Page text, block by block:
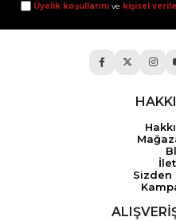
Üyelik koşullarını ve kişisel
Sizden